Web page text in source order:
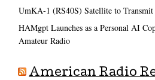
UmKA-1 (RS40S) Satellite to
HAMgpt Launches as a Personal AI
Amateur Radio
American Radio